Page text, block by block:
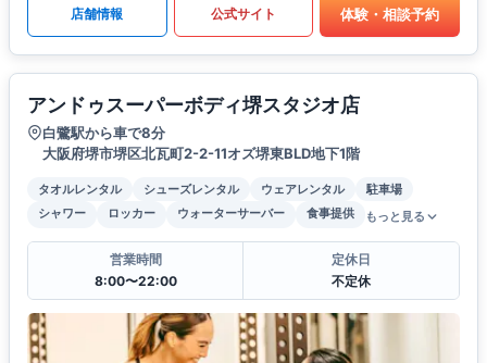
店舗情報 公式サイト 体験・相談予約
アンドゥスーパーボディ堺スタジオ店
白鷺駅から車で8分
大阪府堺市堺区北瓦町2-2-11オズ堺東BLD地下1階
タオルレンタル シューズレンタル ウェアレンタル
駐車場
シャワー
ロッカー ウォーターサーバー 食事提供 もっと見る
営業時間
8:00〜22:00
定休日
不定休